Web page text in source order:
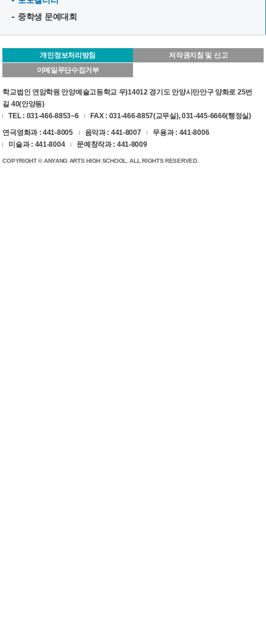
중학생 문예대회
개인정보처리방침 저작권지침 및 신고
이메일무단수집거부
학교법인 연암학원 안양예술고등학교 우)14012 경기도 안양시만안구 양화로 25번
길 40(안양동)
TEL : 031-466-8853~6
FAX : 031-466-8857(교무실), 031-445-6666(행정실)
연극영화과 : 441-8005
음악과 : 441-8007
무용과 : 441-8006
미술과 : 441-8004
문예창작과 : 441-8009
COPYRIGHT © ANYANG ARTS HIGH SCHOOL. ALL RIGHTS RESERVED.